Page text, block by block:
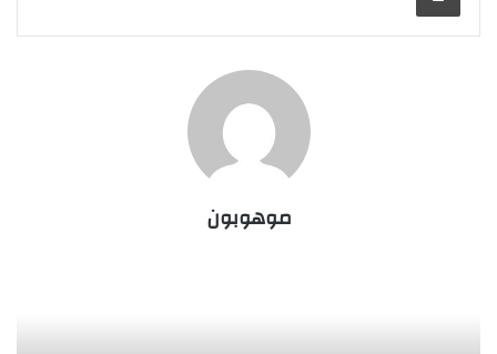
موهوبون